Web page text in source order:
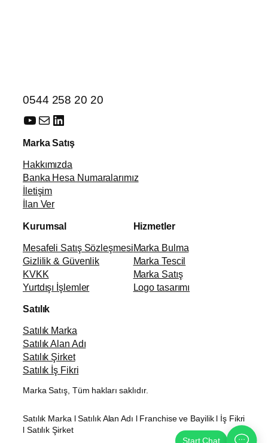
0544 258 20 20
YouTube
E-postaLinkedIn
Marka Satış
Hakkımızda
Banka Hesa Numaralarımız
İletişim
İlan Ver
Kurumsal
Mesafeli Satış Sözleşmesi
Gizlilik & Güvenlik
KVKK
Yurtdışı İşlemler
Hizmetler
Marka Bulma
Marka Tescil
Marka Satış
Logo tasarımı
Satılık
Satılık Marka
Satılık Alan Adı
Satılık Şirket
Satılık İş Fikri
Marka Satış, Tüm hakları saklıdır.
Satılık Marka l Satılık Alan Adı l Franchise ve Bayilik l İş Fikri
l Satılık Şirket